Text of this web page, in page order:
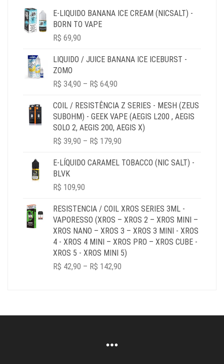
E-LIQUIDO BANANA ICE CREAM (NICSALT) -
BORN TO VAPE
R$ 69,90
LIQUIDO / JUICE BANANA ICE ICEBURST -
ZOMO
R$ 34,90 – R$ 64,90
R$ 34,90
THROUGH
R$ 64,90
COIL / RESISTÊNCIA Z SERIES - MESH (ZEUS
SUBOHM) - GEEK VAPE (AEGIS L200 , AEGIS
SOLO 2, AEGIS 200, AEGIS X)
R$ 39,90 – R$ 179,90
R$ 39,90
E-LÍQUIDO CARAMEL TOBACCO (NIC SALT) -
BLVK
R$ 109,90
RESISTENCIA / COIL XROS SERIES 3ML -
VAPORESSO (XROS – XROS 2 – XROS MINI –
XROS NANO – XROS 3 – XROS 3 MINI - XROS
4 - XROS 4 MINI – XROS PRO – XROS CUBE -
XROS 5 - XROS MINI 5)
R$ 42,90 – R$ 142,90